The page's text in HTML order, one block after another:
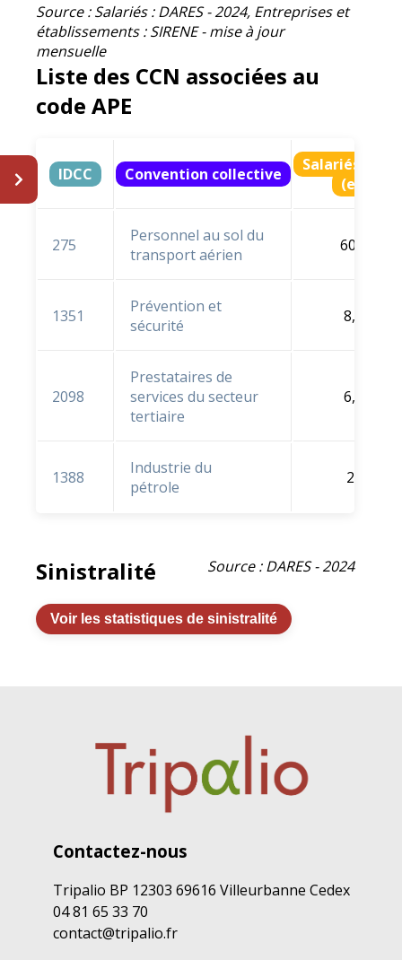
Source : Salariés : DARES - 2024, Entreprises et
établissements : SIRENE - mise à jour
mensuelle
Liste des CCN associées au
code APE
IDCC Convention collective
Salariés
(en %
275
Personnel au sol du
transport aérien
60,7 %
1351
Prévention et
sécurité
8,7 %
2098
Prestataires de
services du secteur
tertiaire
6,4 %
1388
Industrie du
pétrole
2,1 %
Source : DARES - 2024
Sinistralité
Voir les statistiques de sinistralité
Contactez-nous
Tripalio BP 12303 69616 Villeurbanne Cedex
04 81 65 33 70
contact@tripalio.fr